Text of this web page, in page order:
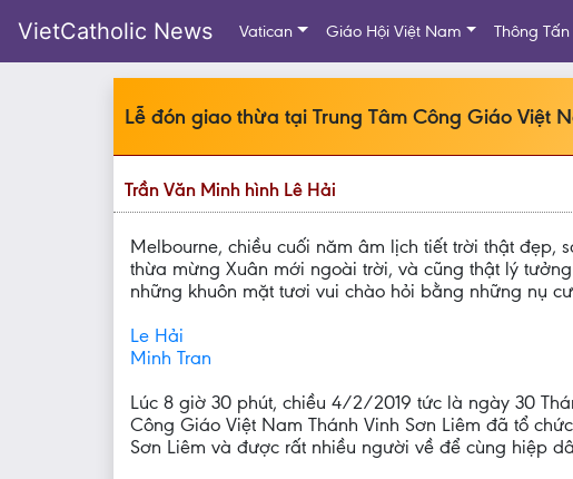
VietCatholic News Vatican Giáo Hội Việt Nam Thông
Lễ đón giao thừa tại Trung Tâm Công Giáo Việt
Trần Văn Minh hình Lê Hải
Melbourne, chiều cuối năm âm lịch tiết trời thật
thừa mừng Xuân mới ngoài trời, và cũng thật lý
những khuôn mặt tươi vui chào hỏi bằng những nụ
Le Hải
Minh Tran
Lúc 8 giờ 30 phút, chiều 4/2/2019 tức là ngày 30
Công Giáo Việt Nam Thánh Vinh Sơn Liêm đã tổ
Sơn Liêm và được rất nhiều người về để cùng hiệp